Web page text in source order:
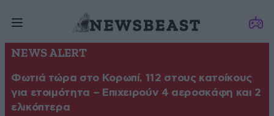
NEWS ALERT
Φωτιά τώρα στο Κορωπί, 112 στους κατοίκους
για ετοιμότητα – Επιχειρούν 4 αεροσκάφη και 2
ελικόπτερα